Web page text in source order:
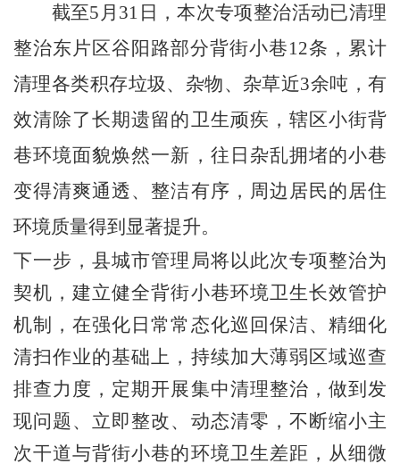
截至5 月 31 日，本次专项整治活动已清理
整治东片区谷阳路部分背街小巷12条，累计
清理各类积存垃圾、杂物、杂草近3余吨，有
效清除了长期遗留的卫生顽疾，辖区小街背
巷环境面貌焕然一新，往日杂乱拥堵的小巷
变得清爽通透、整洁有序，周边居民的居住
环境质量得到显著提升。
下一步，县城市管理局将以此次专项整治为
契机，建立健全背街小巷环境卫生长效管护
机制，在强化日常常态化巡回保洁、精细化
清扫作业的基础上，持续加大薄弱区域巡查
排查力度，定期开展集中清理整治，做到发
现问题、立即整改、动态清零，不断缩小主
次干道与背街小巷的环境卫生差距，从细微